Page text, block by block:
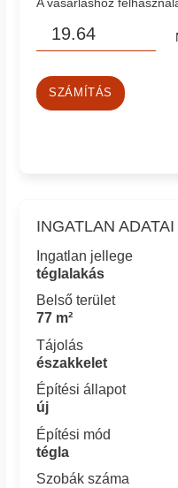
SZÁMÍTÁS
INGATLAN ADATAI
Ingatlan jellege
téglalakás
Belső terület
77 m²
Tájolás
északkelet
Építési állapot
új
Építési mód
tégla
Szobák száma